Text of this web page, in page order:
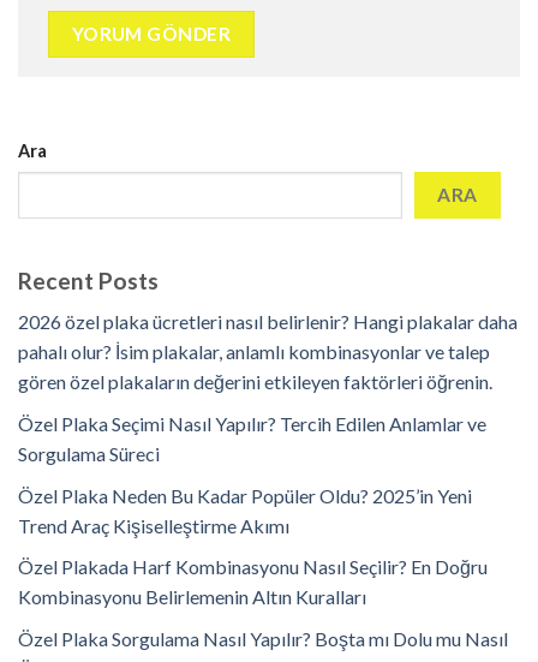
Ara
ARA
Recent Posts
2026 özel plaka ücretleri nasıl belirlenir? Hangi plakalar daha
pahalı olur? İsim plakalar, anlamlı kombinasyonlar ve talep
gören özel plakaların değerini etkileyen faktörleri öğrenin.
Özel Plaka Seçimi Nasıl Yapılır? Tercih Edilen Anlamlar ve
Sorgulama Süreci
Özel Plaka Neden Bu Kadar Popüler Oldu? 2025’in Yeni
Trend Araç Kişiselleştirme Akımı
Özel Plakada Harf Kombinasyonu Nasıl Seçilir? En Doğru
Kombinasyonu Belirlemenin Altın Kuralları
Özel Plaka Sorgulama Nasıl Yapılır? Boşta mı Dolu mu Nasıl